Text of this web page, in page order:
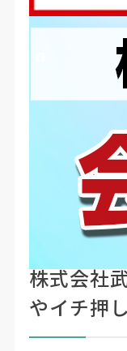
注目！
ぷ
株式会社
やイチ押